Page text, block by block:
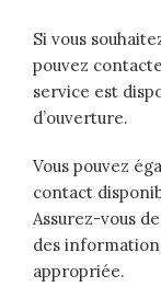
Si vous
pouvez
service est
d’ouverture.
Vous pouvez
contact
Assurez-vous
des
appropriée.